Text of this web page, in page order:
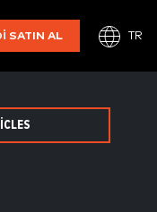
SATIN AL TR